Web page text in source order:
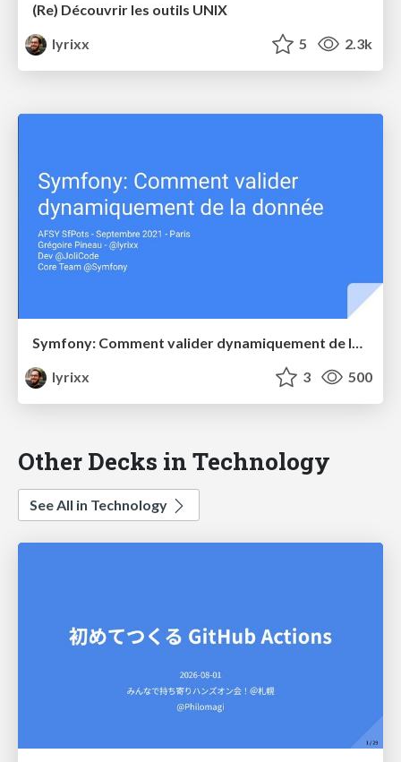
(Re) Découvrir les outils UNIX
lyrixx
5 2.3k
Symfony: Comment valider dynamiquement de la donnée
lyrixx
3 500
Other Decks in Technology
See All in Technology